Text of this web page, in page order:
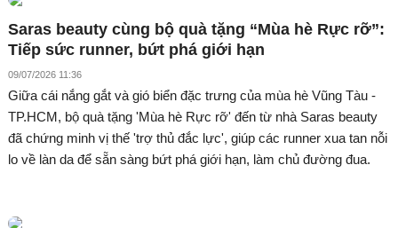
Saras beauty cùng bộ quà tặng “Mùa hè Rực rỡ”:
Tiếp sức runner, bứt phá giới hạn
09/07/2026 11:36
Giữa cái nắng gắt và gió biển đặc trưng của mùa hè Vũng Tàu -
TP.HCM, bộ quà tặng 'Mùa hè Rực rỡ' đến từ nhà Saras beauty
đã chứng minh vị thế 'trợ thủ đắc lực', giúp các runner xua tan nỗi
lo về làn da để sẵn sàng bứt phá giới hạn, làm chủ đường đua.